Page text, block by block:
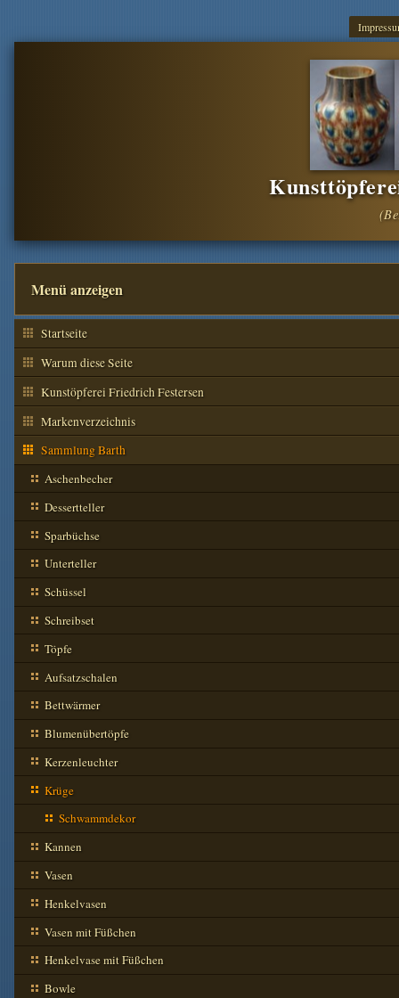
Menü anzeigen
Startseite
Warum diese Seite
Kunstöpferei Friedrich Festersen
Markenverzeichnis
Sammlung Barth
Aschenbecher
Dessertteller
Sparbüchse
Unterteller
Schüssel
Schreibset
Töpfe
Aufsatzschalen
Bettwärmer
Blumenübertöpfe
Kerzenleuchter
Krüge
Schwammdekor
Kannen
Vasen
Henkelvasen
Vasen mit Füßchen
Henkelvase mit Füßchen
Bowle